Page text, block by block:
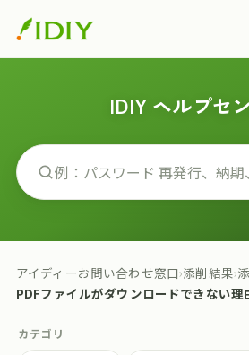
IDIY ヘルプセ
アイディーお問い合わせ窓口›添削結果›
PDFファイルがダウンロードできない理
カテゴリ